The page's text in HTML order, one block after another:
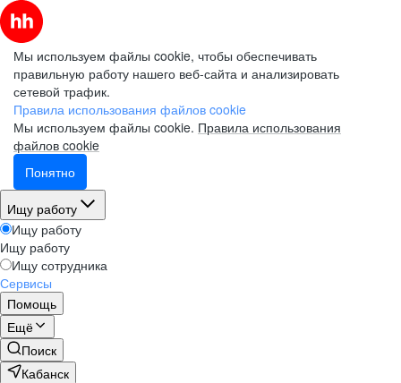
Мы используем файлы cookie, чтобы обеспечивать
правильную работу нашего веб-сайта и анализировать
сетевой трафик.
Правила использования файлов cookie
Мы используем файлы cookie. Правила использования
файлов cookie
Понятно
Ищу работу
Ищу работу
Ищу работу
Ищу сотрудника
Сервисы
Помощь
Ещё
Поиск
Кабанск